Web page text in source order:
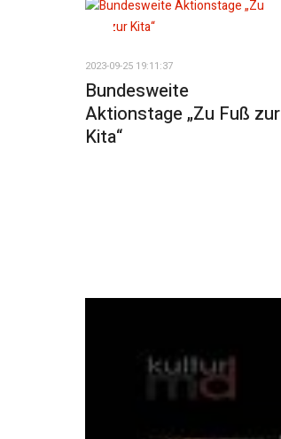
2023-09-25 19:11:37
Bundesweite
Aktionstage „Zu Fuß zur
Kita“